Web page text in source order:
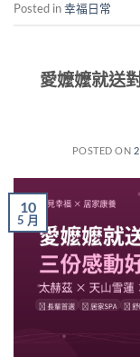
Posted in幸福日常
愛嬤嬤就送
POSTED ON
10
5 月